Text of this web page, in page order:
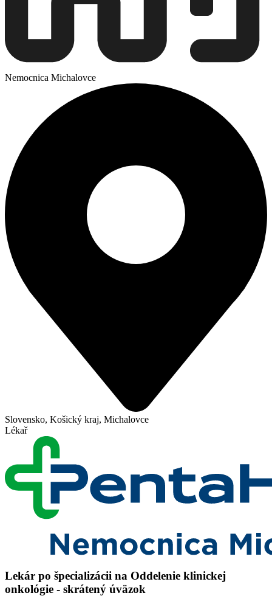
Nemocnica Michalovce
Slovensko, Košický kraj, Michalovce
Lékař
Lekár po špecializácii na Oddelenie klinickej
onkológie - skrátený úväzok